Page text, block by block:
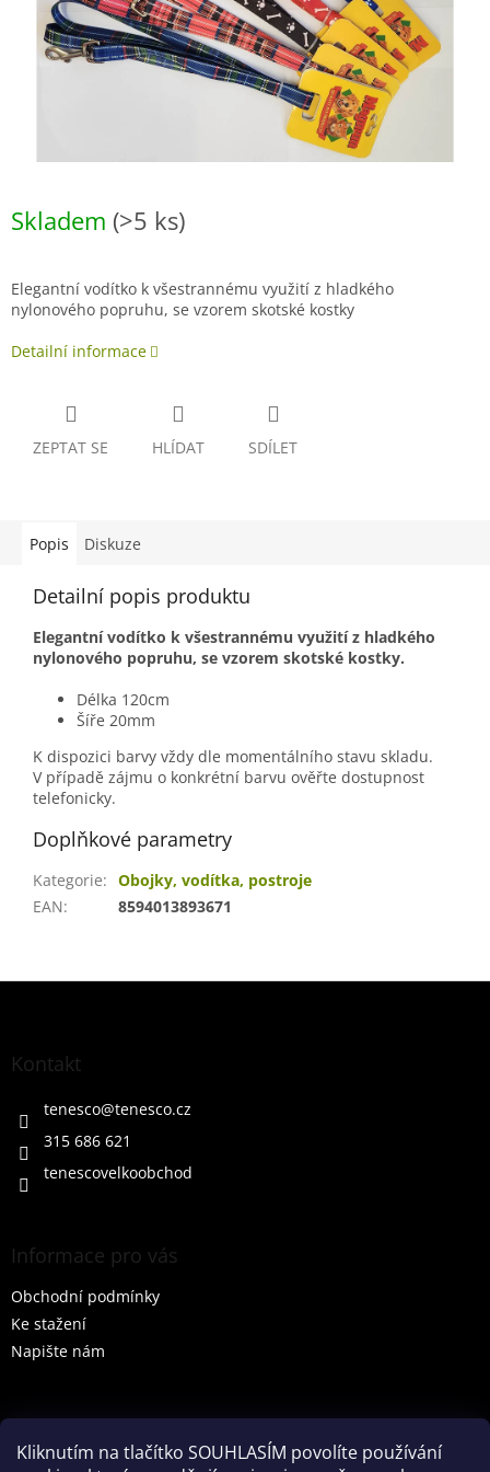
Kliknutím na tlačítko SOUHLASÍM povolíte používání
Skladem (>5 ks)
Elegantní vodítko k všestrannému využití z hladkého
nylonového popruhu, se vzorem skotské kostky
Detailní informace
ZEPTAT SE HLÍDAT SDÍLET
Popis Diskuze
Detailní popis produktu
Elegantní vodítko k všestrannému využití z hladkého
nylonového popruhu, se vzorem skotské kostky.
Délka 120cm
Šíře 20mm
K dispozici barvy vždy dle momentálního stavu skladu.
V případě zájmu o konkrétní barvu ověřte dostupnost
telefonicky.
Doplňkové parametry
Kategorie: Obojky, vodítka, postroje
EAN: 8594013893671
Z
Kontakt
tenesco@tenesco.cz
315 686 621
tenescovelkoobchod
Informace pro vás
Obchodní podmínky
Ke stažení
Napište nám